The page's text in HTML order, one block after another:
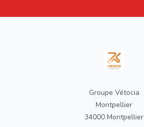
Groupe Vétocia
Montpellier
34000 Montpellier